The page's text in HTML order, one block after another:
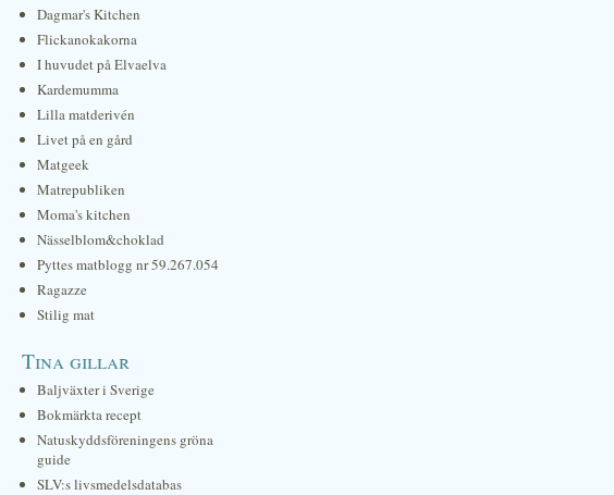
Dagmar's Kitchen
Flickanokakorna
I huvudet på Elvaelva
Kardemumma
Lilla matderivén
Livet på en gård
Matgeek
Matrepubliken
Moma's kitchen
Nässelblom&choklad
Pyttes matblogg nr 59.267.054
Ragazze
Stilig mat
Tina gillar
Baljväxter i Sverige
Bokmärkta recept
Natuskyddsföreningens gröna
guide
SLV:s livsmedelsdatabas